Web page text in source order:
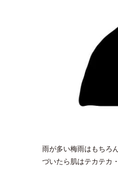
雨が多い梅雨はもちろ
づいたら肌はテカテカ